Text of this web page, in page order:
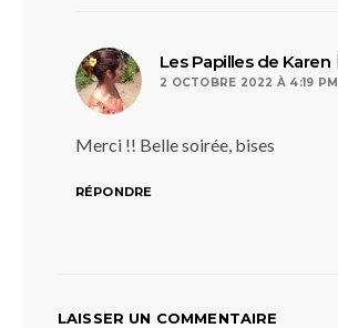
Les Papilles de Karen
2 OCTOBRE 2022 À 4:19 PM
Merci !! Belle soirée, bises
RÉPONDRE
LAISSER UN COMMENTAIRE